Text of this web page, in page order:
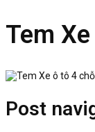
Tem
Post